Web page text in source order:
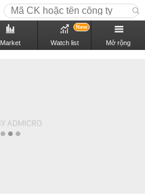
Market Watch list
New
Mở rộng